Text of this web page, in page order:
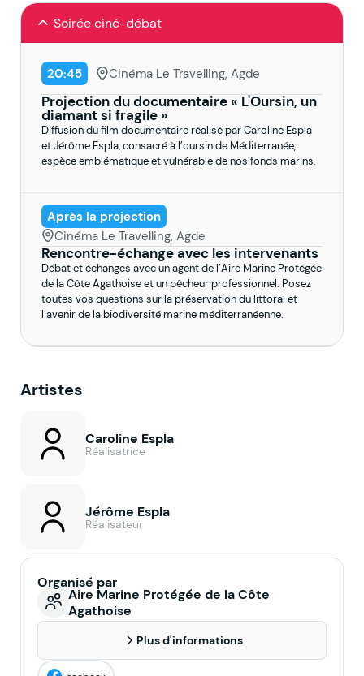
Soirée ciné-débat
20:45 Cinéma Le Travelling, Agde
Projection du documentaire « L'Oursin, un
diamant si fragile »
Diffusion du film documentaire réalisé par Caroline Espla
et Jérôme Espla, consacré à l’oursin de Méditerranée,
espèce emblématique et vulnérable de nos fonds marins.
Après la projection
Cinéma Le Travelling, Agde
Rencontre-échange avec les intervenants
Débat et échanges avec un agent de l’Aire Marine Protégée
de la Côte Agathoise et un pêcheur professionnel. Posez
toutes vos questions sur la préservation du littoral et
l’avenir de la biodiversité marine méditerranéenne.
Artistes
Caroline Espla
Réalisatrice
Jérôme Espla
Réalisateur
Organisé par
Aire Marine Protégée de la Côte
Agathoise
Plus d'informations